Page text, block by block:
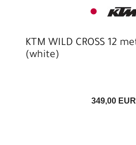
KTM WILD CROSS 12
(white)
349,00 EUR